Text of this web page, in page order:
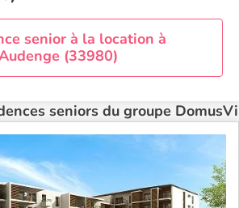
senior à la location à
(33980)
seniors du groupe DomusVi